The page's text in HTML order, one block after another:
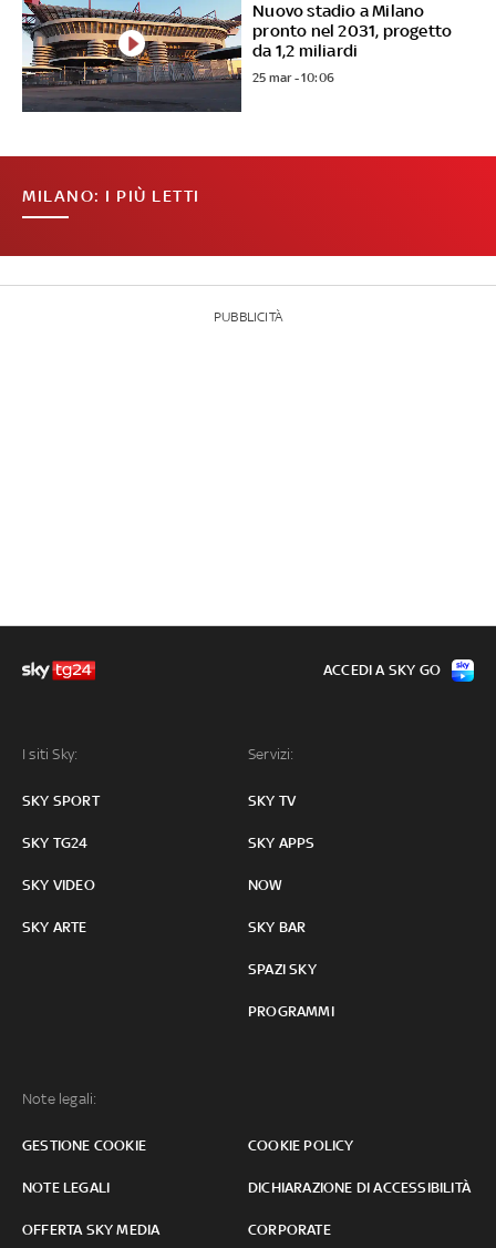
Nuovo stadio a Milano
pronto nel 2031, progetto
da 1,2 miliardi
25 mar - 10:06
MILANO: I PIÙ LETTI
PUBBLICITÀ
I siti Sky:
SKY SPORT
SKY TG24
SKY VIDEO
SKY ARTE
Servizi:
SKY TV
SKY APPS
NOW
SKY BAR
SPAZI SKY
PROGRAMMI
Note legali:
GESTIONE COOKIE COOKIE POLICY
NOTE LEGALI DICHIARAZIONE DI ACCESSIBILITÀ
OFFERTA SKY MEDIA CORPORATE
ACCEDI A SKY GO